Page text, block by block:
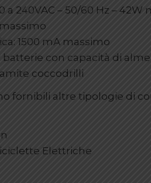
a 240VAC – 50/60 Hz – 42W
1500 mA massimo
con capacità di
coccodrilli
fornibili altre tipologie di
Elettriche